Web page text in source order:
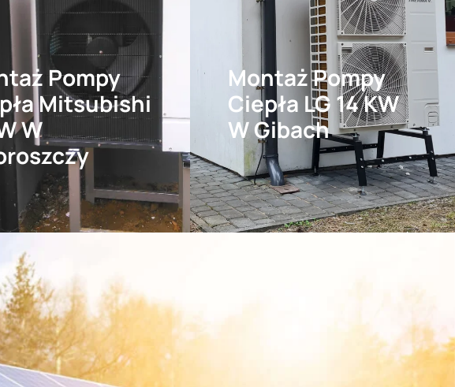
Pompy
Mitsubishi
W
Montaż Pompy
Ciepła LG 14 KW
W Gibach